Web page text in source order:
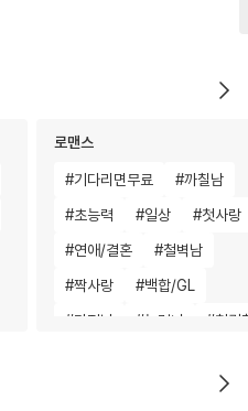
로맨스
#기다리면무료 #까칠남
#초능력 #일상 #첫사랑
#연애/결혼 #철벽남
#짝사랑 #백합/GL
#다정남 #능력녀 #첫경
로맨스